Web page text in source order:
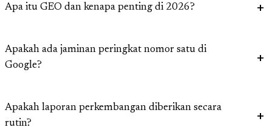
Apa itu GEO dan kenapa penting di 2026?
Apakah ada jaminan peringkat nomor satu di
Google?
Apakah laporan perkembangan diberikan secara
rutin?